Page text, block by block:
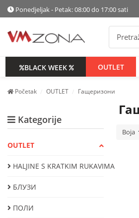
Ponedjeljak - Petak: 08:00 do 17:00 sati
BLACK WEEK OUTLET
Početak OUTLET Гащеризони
Kategorije
OUTLET
HALJINE S KRATKIM RUKAVIMA
БЛУЗИ
ПОЛИ
Boja